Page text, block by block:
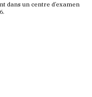
dans un centre d’examen